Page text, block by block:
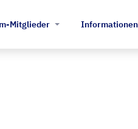
Mitglieder Informationen